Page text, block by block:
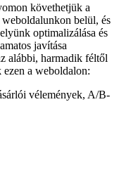
követhetjük a
weboldalunkon belül, és
optimalizálása és
javítása
alábbi, harmadik féltől
ezen a weboldalon:
vélemények, A/B-